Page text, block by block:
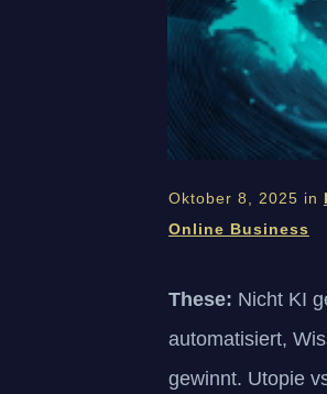
Oktober 8, 2025 in
Online Business
These: Nicht KI
automatisiert,
gewinnt. Utopie